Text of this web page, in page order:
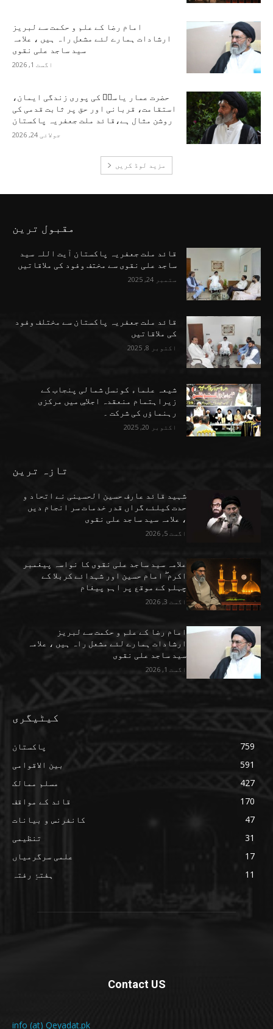
امام رضا کے علم و حکمت سے لبریز
ارشادات ہمارے لئے مشعل راہ ہیں ، علامہ
سید ساجد علی نقوی
اگست 1, 2026
حضرت عمار یاسرؑ کی پوری زندگی ایمان،
استقامت، قربانی اور حق پر ثابت قدمی کی
روشن مثال ہے،قائد ملت جعفریہ پاکستان
جولائی 24, 2026
مزید لوڈ کریں
مقبول ترین
قائد ملت جعفریہ پاکستان آیت اللہ سید
ساجد علی نقوی سے مختف وفود کی ملاقاتیں
ستمبر 24, 2025
قائد ملت جعفریہ پاکستان سے مختلف وفود
کی ملاقاتیں
اکتوبر 8, 2025
شیعہ علماء کونسل شمالی پنجاب کے
زیراہتمام منعقدہ اجلاسِ میں مرکزی
رہنماؤں کی شرکت ۔
اکتوبر 20, 2025
تازہ ترین
شہید قائد عارف حسین الحسینی نے اتحاد و
حدت کیلئے گراں قدر خدمات سر انجام دیں
، علامہ سید ساجد علی نقوی
اگست 5, 2026
علامہ سید ساجد علی نقوی کا نواسہ پیغمبر
اکرم ۖ امام حسین اور شہدائے کربلا کے
چہلم کے موقع پر اہم پیغام
اگست 3, 2026
امام رضا کے علم و حکمت سے لبریز
ارشادات ہمارے لئے مشعل راہ ہیں ، علامہ
سید ساجد علی نقوی
اگست 1, 2026
کیٹیگری
پاکستان
759
بین الاقوامی
591
مسلم ممالک
427
قائد کے مواقف
170
کانفرنس و بیانات
47
تنظیمی
31
علمی سرگرمیاں
17
ہفتۂِ رفتہ
11
Contact US
info (at) Qeyadat.pk